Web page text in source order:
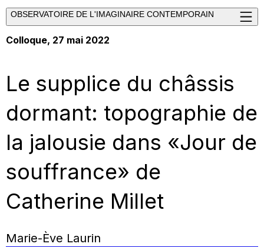
OBSERVATOIRE DE L'IMAGINAIRE CONTEMPORAIN
Colloque, 27 mai 2022
Le supplice du châssis
dormant: topographie de
la jalousie dans «Jour de
souffrance» de
Catherine Millet
Marie-Ève Laurin